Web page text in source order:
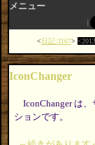
メニュー
日記:3167
IconChanger
IconChanger は
ションです。